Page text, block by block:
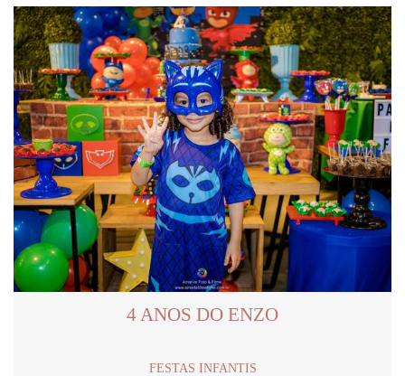
4 ANOS DO ENZO
FESTAS INFANTIS